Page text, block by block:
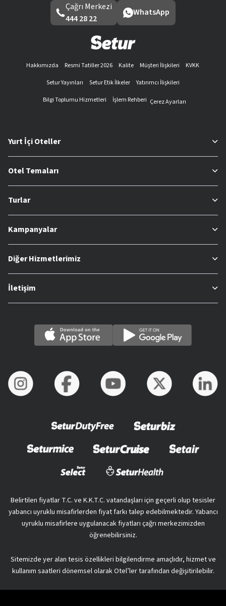
Çağrı Merkezi
444 28 22
WhatsApp
Hakkımızda Resmi Tatiller 2026 Kalite Müşteri İlişkileri
KVKK
Setur Yayınları
Setur Etik İlkeler
Yatırımcı İlişkileri
Bilgi Toplumu Hizmetleri
İşlem Rehberi Çerez Ayarları
Yurt İçi Oteller
Otel Temaları
Turlar
Kampanyalar
Diğer Hizmetlerimiz
İletişim
Belirtilen fiyatlar T.C. ve K.K.T.C. vatandaşları için geçerli olup tesisler
yabancı uyruklu misafirlerden fiyat farkı talep edebilmektedir. Yabancı
uyruklu misafirlere uygulanacak fiyatları çağrı merkezimizden
öğrenebilirsiniz.
Sitemizde yer alan tesis özellikleri bilgilendirme amaçlıdır, hizmet ve
kullanım saatleri dönemsel olarak Otel’ler tarafından değişitirilebilir.